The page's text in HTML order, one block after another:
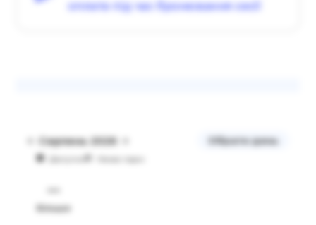
оплата під час бронювання сесії